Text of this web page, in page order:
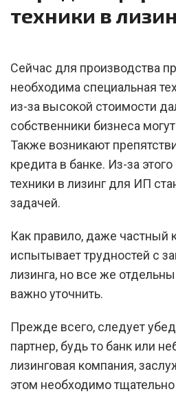
техники в
Сейчас для производства
необходима специальная
из-за высокой стоимости
собственники бизнеса
Также возникают
кредита в банке. Из-за
техники в лизинг для ИП
задачей.
Как правило, даже частный
испытывает трудностей с
лизинга, но все же
важно уточнить.
Прежде всего, следует
партнер, будь то банк или
лизинговая компания,
этом необходимо